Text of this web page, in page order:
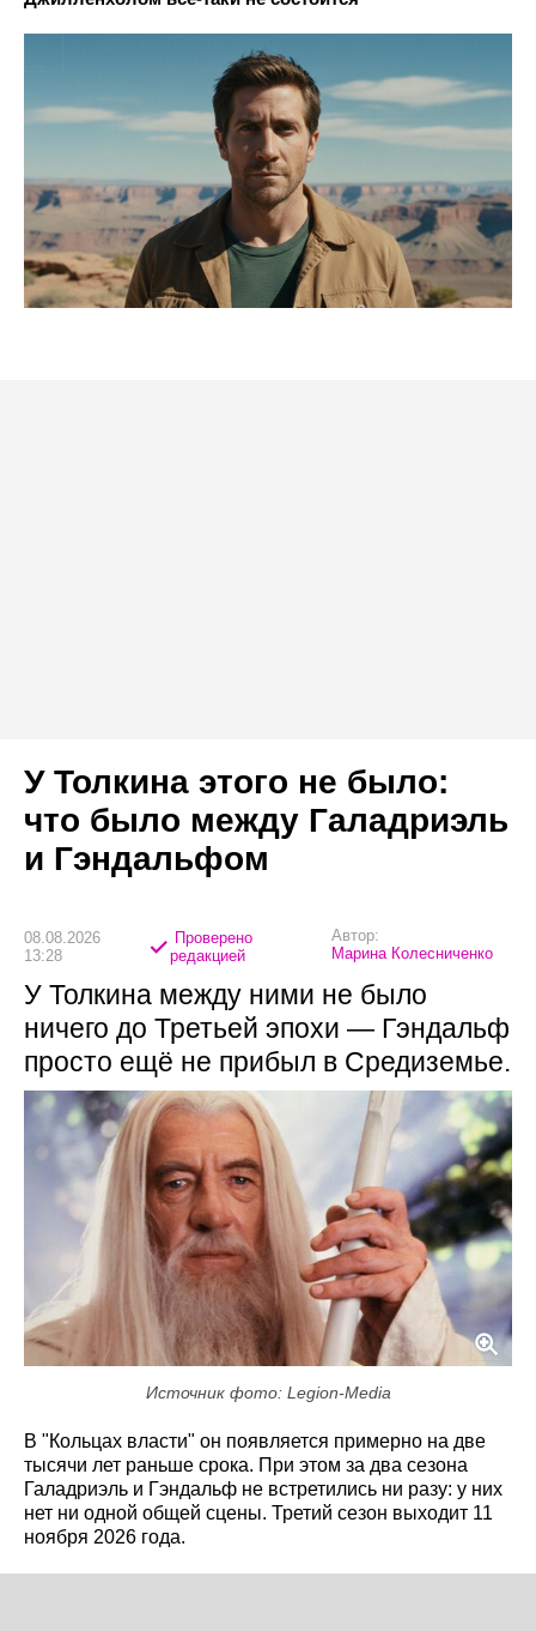
У Толкина этого не было:
что было между Галадриэль
и Гэндальфом
08.08.2026
13:28
Проверено
редакцией
Автор:
Марина Колесниченко
У Толкина между ними не было
ничего до Третьей эпохи — Гэндальф
просто ещё не прибыл в Средиземье.
Источник фото: Legion-Media
В "Кольцах власти" он появляется примерно на две
тысячи лет раньше срока. При этом за два сезона
Галадриэль и Гэндальф не встретились ни разу: у них
нет ни одной общей сцены. Третий сезон выходит 11
ноября 2026 года.